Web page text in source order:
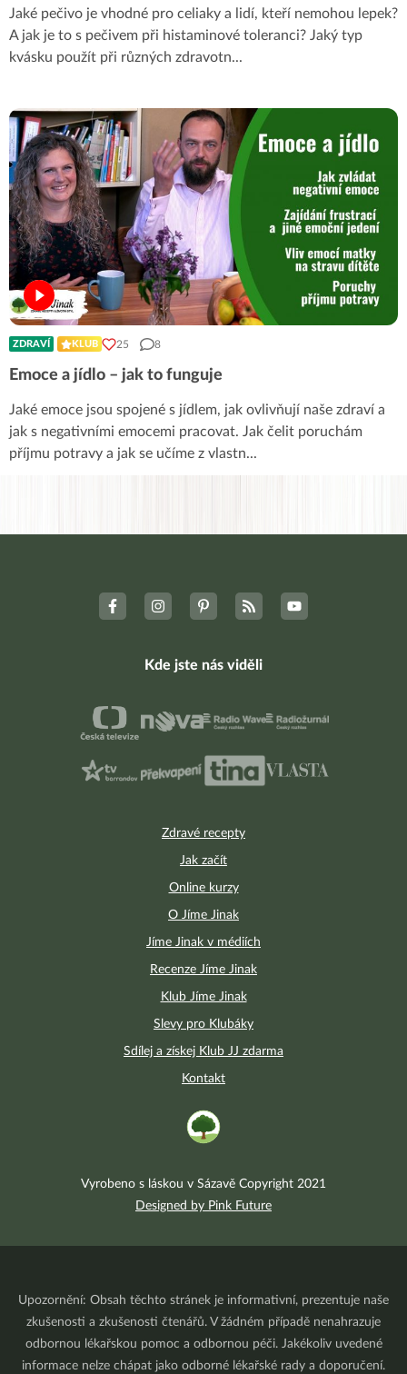
Jaké pečivo je vhodné pro celiaky a lidí, kteří nemohou lepek?
A jak je to s pečivem při histaminové toleranci? Jaký typ
kvásku použít při různých zdravotn...
ZDRAVÍ KLUB 25 8
Emoce a jídlo – jak to funguje
Jaké emoce jsou spojené s jídlem, jak ovlivňují naše zdraví a
jak s negativními emocemi pracovat. Jak čelit poruchám
příjmu potravy a jak se učíme z vlastn...
Zdravé recepty
Jak začít
Online kurzy
O Jíme Jinak
Jíme Jinak v médiích
Recenze Jíme Jinak
Klub Jíme Jinak
Slevy pro Klubáky
Sdílej a získej Klub JJ zdarma
Kontakt
Kde jste nás viděli
Vyrobeno s láskou v Sázavě Copyright 2021
Designed by Pink Future
Upozornění: Obsah těchto stránek je informativní, prezentuje naše
zkušenosti a zkušenosti čtenářů. V žádném případě nenahrazuje
odbornou lékařskou pomoc a odbornou péči. Jakékoliv uvedené
informace nelze chápat jako odborné lékařské rady a doporučení.